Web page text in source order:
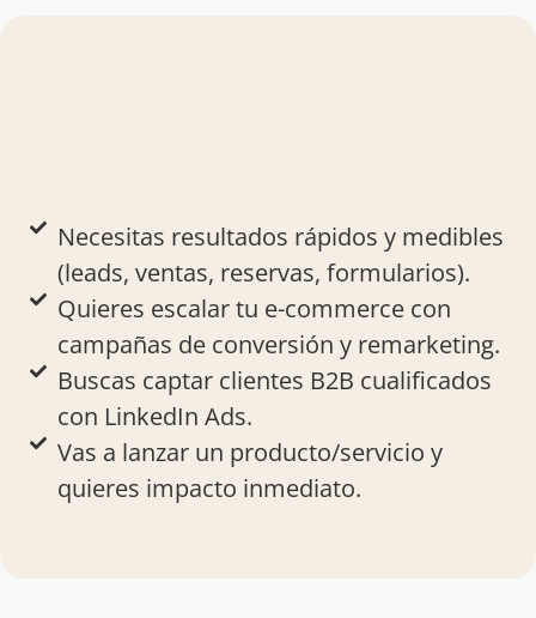
Necesitas resultados rápidos y medibles
(leads, ventas, reservas, formularios).
Quieres escalar tu e-commerce con
campañas de conversión y remarketing.
Buscas captar clientes B2B cualificados
con LinkedIn Ads.
Vas a lanzar un producto/servicio y
quieres impacto inmediato.